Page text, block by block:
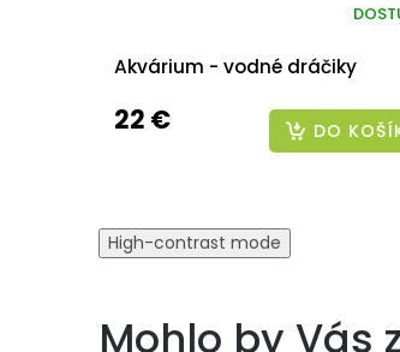
Akvárium - vodné dráčiky
22 € DO
High-contrast mode
Mohlo by Vás